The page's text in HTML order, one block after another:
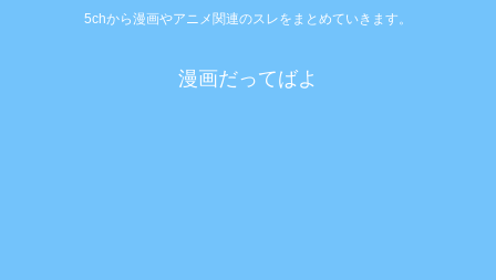
5chから漫画やアニメ関連のスレをまとめていきます。
漫画だってばよ